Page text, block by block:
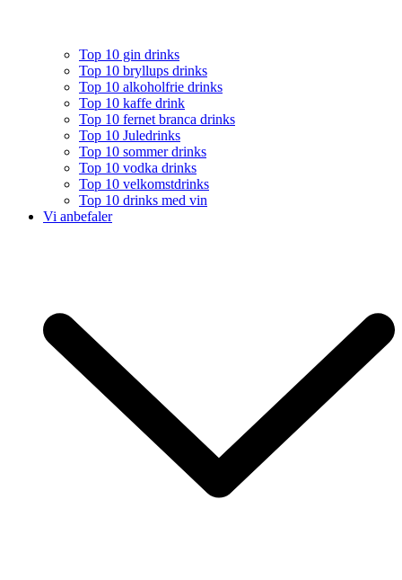
Top 10 gin drinks
Top 10 bryllups drinks
Top 10 alkoholfrie drinks
Top 10 kaffe drink
Top 10 fernet branca drinks
Top 10 Juledrinks
Top 10 sommer drinks
Top 10 vodka drinks
Top 10 velkomstdrinks
Top 10 drinks med vin
Vi anbefaler